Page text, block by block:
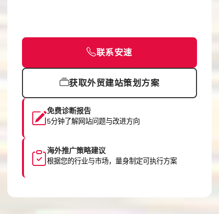
联系安速
获取外贸建站策划方案
免费诊断报告
5分钟了解网站问题与改进方向
海外推广策略建议
根据您的行业与市场，量身制定可执行方案